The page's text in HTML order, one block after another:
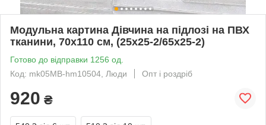
Модульна картина Дівчина на підлозі на ПВХ
тканини, 70x110 см, (25x25-2/65х25-2)
Готово до відправки 1256 од.
Код: mk05MB-hm10504, Люди
Опт і роздріб
920 ₴